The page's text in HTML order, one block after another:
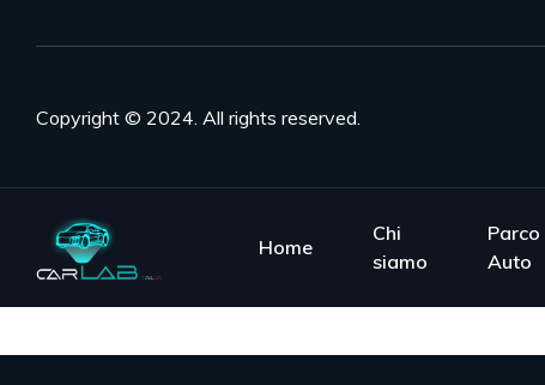
Copyright © 2024. All rights reserved.
Home
Chi
siamo
Parco
Auto